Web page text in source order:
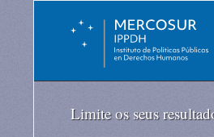
Limite os seus